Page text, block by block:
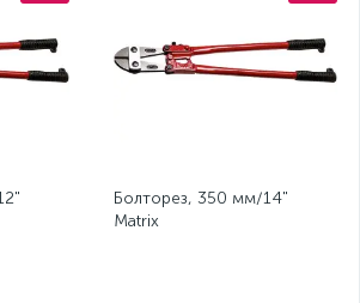
Болторез, 350 мм/14"
Matrix